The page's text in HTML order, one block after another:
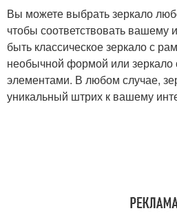
Вы можете выбрать зеркало
чтобы соответствовать вашему
быть классическое зеркало с
необычной формой или зеркало
элементами. В любом случае,
уникальный штрих к вашему